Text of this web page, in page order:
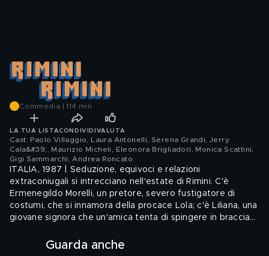
Commedia | 114 min
LA TUA LISTACONDIVIDI VALUTA
Cast: Paolo Villaggio, Laura Antonelli, Serena Grandi, Jerry
Cala&#39;, Maurizio Micheli, Eleonora Brigliadori, Monica Scattini,
Gigi Sammarchi, Andrea Roncato
ITALIA, 1987 | Seduzione, equivoci e relazioni
extraconiugali si intrecciano nell'estate di Rimini. C'è
Ermenegildo Morelli, un pretore, severo fustigatore di
costumi, che si innamora della procace Lola; c'è Liliana, una
giovane signora che un'amica tenta di spingere in braccia
prete coinvolto in una avventura con una suora straniera.
Guarda anche